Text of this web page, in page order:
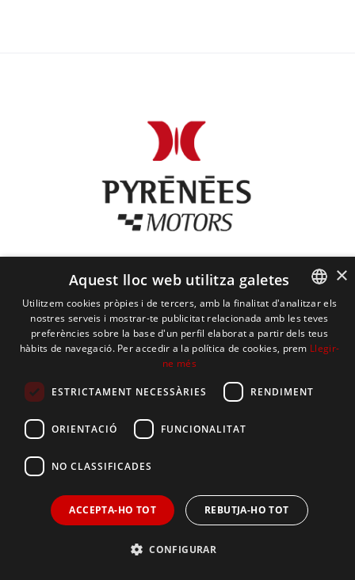
TERMES I CONDICIONS
CATALAN
SPANISH
ENGLISH
×
Aquest lloc web utilitza galetes
Utilitzem cookies pròpies i de tercers, amb la finalitat d'analitzar els
nostres serveis i mostrar-te publicitat relacionada amb les teves
preferències sobre la base d'un perfil elaborat a partir dels teus
hàbits de navegació. Per accedir a la política de cookies, prem Llegir-
ne més
ESTRICTAMENT NECESSÀRIES RENDIMENT
ORIENTACIÓ FUNCIONALITAT
NO CLASSIFICADES
ACCEPTA-HO TOT REBUTJA-HO TOT
CONFIGURAR